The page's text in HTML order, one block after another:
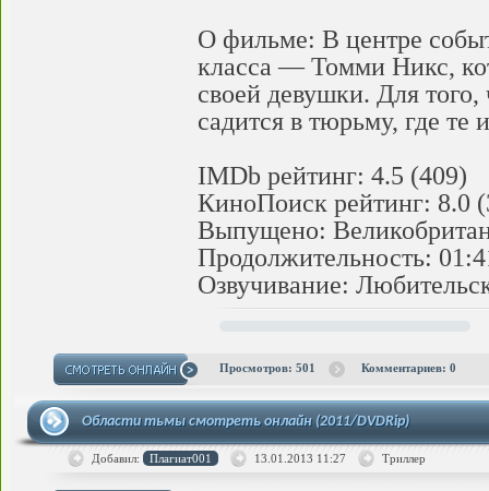
О фильме: В центре
класса — Томми Никс,
своей девушки. Для
садится в тюрьму, где те
IMDb рейтинг: 4.5 (409)
КиноПоиск рейтинг: 8.0
Выпущено:
Продолжительность:
Озвучивание:
Просмотров: 501 Комментариев: 0
Области тьмы смотреть онлайн (2011/DVDRip)
Добавил: Плагиат001 13.01.2013 11:27 Триллер